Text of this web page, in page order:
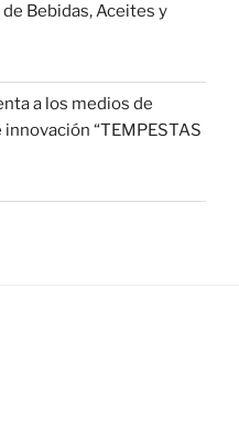
Bebidas, Aceites y
a los medios de
“TEMPESTAS